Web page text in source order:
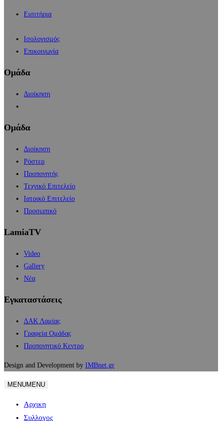
Εισιτήρια
Ισολογισμός
Επικοινωνία
Ομάδα
Διοίκηση
Ομάδα
Διοίκηση
Ρόστερ
Προπονητής
Τεχνικό Επιτελείο
Ιατρικό Επιτελείο
Προσωπικό
LamiaTV
Video
Gallery
Νέα
Εγκαταστάσεις
ΔΑΚ Λαμίας
Γραφεία Ομάδας
Προπονητικό Κεντρο
Design and Development by IMBnet.gr
MENUMENU
Αρχικη
Συλλογος